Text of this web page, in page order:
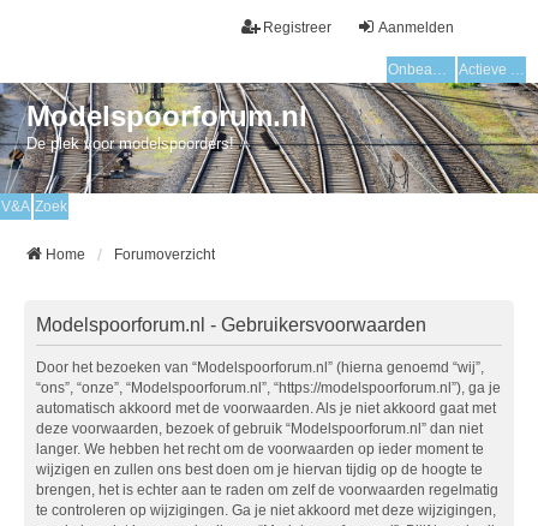
Aanmelden
Registreer
Onbeantwoorde onderwerpen Actieve onderwerpen
Modelspoorforum.nl
De plek voor modelspoorders!
V&A Zoek
Home Forumoverzicht
Modelspoorforum.nl - Gebruikersvoorwaarden
Door het bezoeken van “Modelspoorforum.nl” (hierna genoemd “wij”,
“ons”, “onze”, “Modelspoorforum.nl”, “https://modelspoorforum.nl”), ga je
automatisch akkoord met de voorwaarden. Als je niet akkoord gaat met
deze voorwaarden, bezoek of gebruik “Modelspoorforum.nl” dan niet
langer. We hebben het recht om de voorwaarden op ieder moment te
wijzigen en zullen ons best doen om je hiervan tijdig op de hoogte te
brengen, het is echter aan te raden om zelf de voorwaarden regelmatig
te controleren op wijzigingen. Ga je niet akkoord met deze wijzigingen,